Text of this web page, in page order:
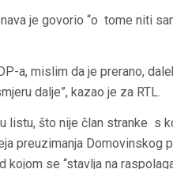
je govorio “o tome niti
a, mislim da je prerano,
dalje”, kazao je za RTL.
listu, što nije član stranke s
preuzimanja Domovinskog
se “stavlja na